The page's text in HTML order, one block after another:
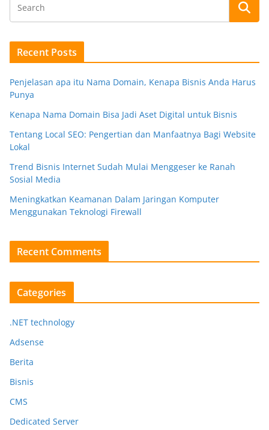
Recent Posts
Penjelasan apa itu Nama Domain, Kenapa Bisnis Anda Harus
Punya
Kenapa Nama Domain Bisa Jadi Aset Digital untuk Bisnis
Tentang Local SEO: Pengertian dan Manfaatnya Bagi Website
Lokal
Trend Bisnis Internet Sudah Mulai Menggeser ke Ranah
Sosial Media
Meningkatkan Keamanan Dalam Jaringan Komputer
Menggunakan Teknologi Firewall
Recent Comments
Categories
.NET technology
Adsense
Berita
Bisnis
CMS
Dedicated Server